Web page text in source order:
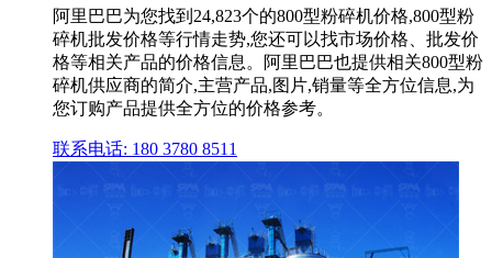
阿里巴巴为您找到24,823个的800型粉碎机价格,800型粉
碎机批发价格等行情走势,您还可以找市场价格、批发价
格等相关产品的价格信息。阿里巴巴也提供相关800型粉
碎机供应商的简介,主营产品,图片,销量等全方位信息,为
您订购产品提供全方位的价格参考。
联系电话: 180 3780 8511